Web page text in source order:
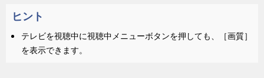
ヒント
テレビを視聴中に視聴中メニューボタンを押しても、 ［画質］
を表示できます。